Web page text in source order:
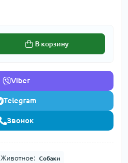
В корзину
Viber
Telegram
Звонок
Животное: Собаки